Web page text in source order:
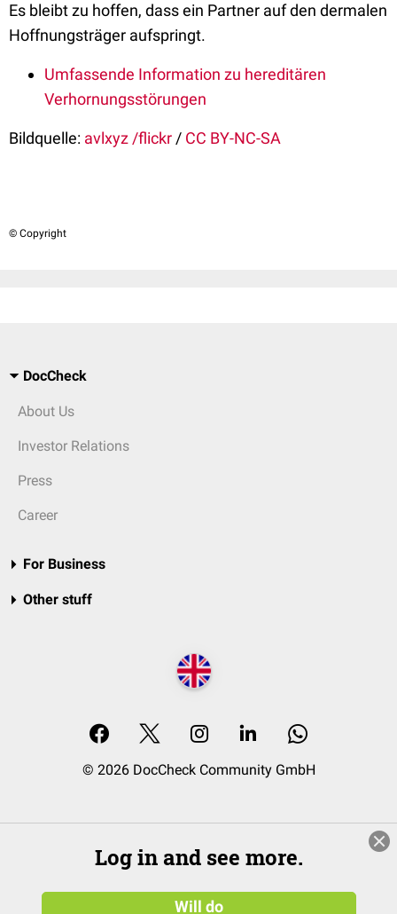
Es bleibt zu hoffen, dass ein Partner auf den dermalen
Hoffnungsträger aufspringt.
Umfassende Information zu hereditären
Verhornungsstörungen
Bildquelle: avlxyz /flickr / CC BY-NC-SA
© Copyright
DocCheck
About Us
Investor Relations
Press
Career
For Business
Other stuff
© 2026 DocCheck Community GmbH
Log in and see more.
Will do